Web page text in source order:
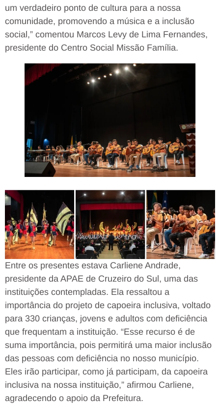
um verdadeiro ponto de cultura para a nossa
comunidade, promovendo a música e a inclusão
social,” comentou Marcos Levy de Lima Fernandes,
presidente do Centro Social Missão Família.
Entre os presentes estava Carliene Andrade,
presidente da APAE de Cruzeiro do Sul, uma das
instituições contempladas. Ela ressaltou a
importância do projeto de capoeira inclusiva, voltado
para 330 crianças, jovens e adultos com deficiência
que frequentam a instituição. “Esse recurso é de
suma importância, pois permitirá uma maior inclusão
das pessoas com deficiência no nosso município.
Eles irão participar, como já participam, da capoeira
inclusiva na nossa instituição,” afirmou Carliene,
agradecendo o apoio da Prefeitura.